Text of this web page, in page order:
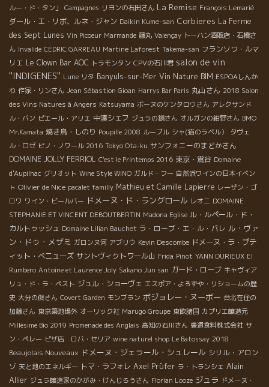
ルー・ド・タン」
Campagnes リヨンの石田さん La Remise François Lemarié
ダール・エ・リボ、ルネ・ジャン Daikin Kume-san Corbieres La Ferme
des Sept Lunes Vin Picoeur Marmande 藤丸 Valençay トーハン酒販店・石橋さ
ん Invalide CEDRIC GARREAU Martine Laforest Takema-san フランソワ・ルマ
リエ Le Clown Bar AOC トラモンタン CPVの石川君 salon de vin
''INDIGENES'' Lune リタ Banyuls-sur-Mer Vin Nature BIM ESPOAしんか
わ 作家・リンさん Jean Sébastion Gioan Harrys Bar Paris 丸山さん 2018 Salon
des Vins Natures à Angers Katsuyama ボーヌのケンタロウさん アレクサンド
ル・バン ピエール・アリエ 中湊シェフ ジュラの鏡さん オルガンの紺野さん BMO
Mr.Kamata 焼き鳥・しのり Poupille 2008 ルーブル シャ(猫のラベル）
タヴェ
ル・ロゼ ピノ・ノワール 2016 Tokyo Ota-ku サンフォニーのまどかさん
DOMAINE JOLLY FERRIOL C'est le Printemps 2016 東京・鴬谷 Domaine
d'Aupilhac グリオット Wine Style WINO ガルド・フー 自然派ワインの日本イベン
ト Olivier de Nice pacalet familly Mathieu et Camille Lapierre レーザン・ゴ
ロワ ワイン・ビールバー ドメーヌ・ド・ラングロール レオニ DOMAINE
STEPHANIE ET VINCENT DEBOUTBERTIN Madona Eglise ル・ルペール・ド・
カルトゥッシュ Domaine Lilian Bauchet ラ・ローブ・エ・ル・パレ ル・ヴァ
ン・ドゥ・メザミ ガロンヌ河 アブリウ Kevin Descombe ドメーヌ・ラ・プテ
ィット・べニューズ サントヴィクトワール山 Frida Pinot YANN DURIEUX El
Rumbero Antoine et Laurence Joly Sakano Jun san ガード・ローブ キャヴィア
リュ・ド・ラ・ペスト ジュル・ショーヴェ エスポア・よろずや・リショームの歴
史 大分の俊さん Covert Garden モンブラン ボジョレー・ヌーボー 台北在住の
加藤さん 東京築地場外 オーリック社 Marugo Groupe 東欧諸国 カプリエ醸造元
Millésime Bio 2019 Promenade des Anglais 高知の石川さん 豊通食料株式会社 サ
ン・ペレー ピザ店 ロバ・セリア wine naturel shop Le Batossay 2018
Beaujolais Nouveaux ドメーヌ・ジェラール・シュレール シリル・アロン
ゾ 天と地のエネルギー トマ・ラフォレ Axel Prϋfer ラ・トランシェ Alain
Allier ジュラ醸造家のかがみ・けんじろうさん Florian Looze ジュラ ドメーヌ・